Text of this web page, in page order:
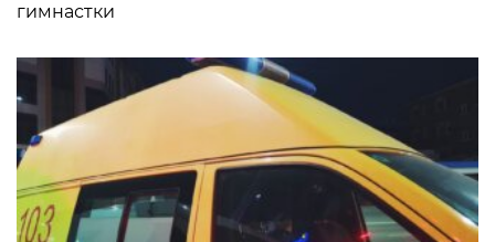
гимнастки